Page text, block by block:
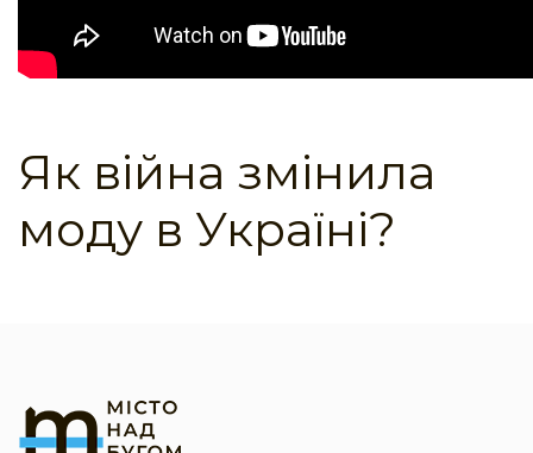
Як війна змінила
моду в Україні?